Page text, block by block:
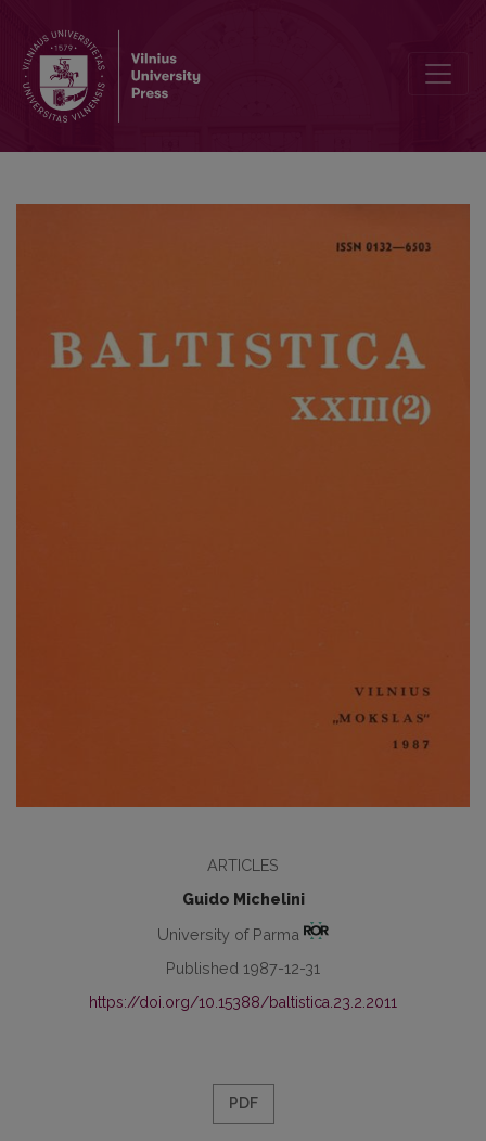
ARTICLES
Guido Michelini
University of Parma
Published 1987-12-31
https://doi.org/10.15388/baltistica.23.2.2011
PDF